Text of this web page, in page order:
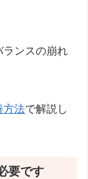
ランスの崩れ
方法で解説し
要です